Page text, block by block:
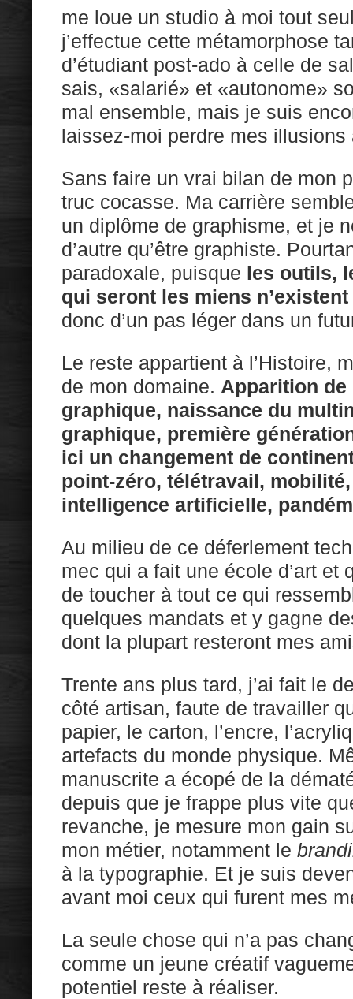
me loue un studio à moi tout
j’effectue cette métamorphose
d’étudiant post-ado à celle de
sais, «salarié» et «autonome»
mal ensemble, mais je suis
laissez-moi perdre mes illusions
Sans faire un vrai bilan de mon
truc cocasse. Ma carrière
un diplôme de graphisme, et je
d’autre qu’être graphiste.
paradoxale, puisque les outils,
qui seront les miens n’existent
donc d’un pas léger dans un
Le reste appartient à l’Histoire,
de mon domaine. Apparition de
graphique, naissance du
graphique, première
ici un changement de
point-zéro, télétravail,
intelligence artificielle,
Au milieu de ce déferlement
mec qui a fait une école d’art et
de toucher à tout ce qui
quelques mandats et y gagne
dont la plupart resteront mes
Trente ans plus tard, j’ai fait le
côté artisan, faute de travailler
papier, le carton, l’encre,
artefacts du monde physique.
manuscrite a écopé de la
depuis que je frappe plus vite
revanche, je mesure mon gain
mon métier, notamment le
à la typographie. Et je suis
avant moi ceux qui furent mes
La seule chose qui n’a pas
comme un jeune créatif
potentiel reste à réaliser.